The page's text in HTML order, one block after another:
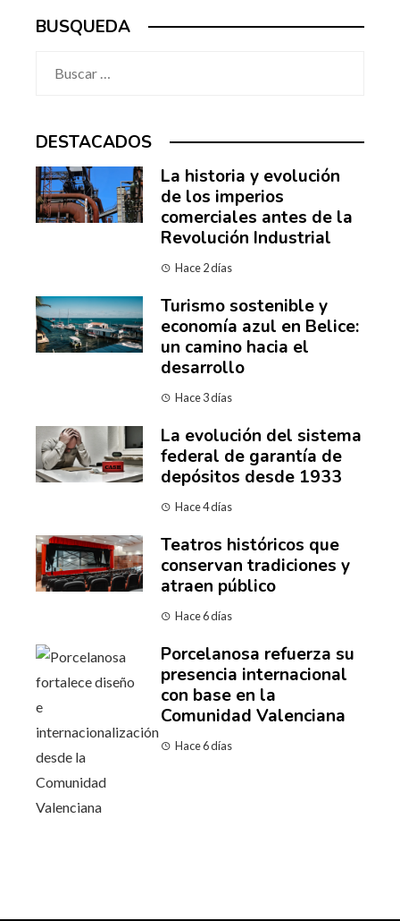
BUSQUEDA
DESTACADOS
La historia y evolución
de los imperios
comerciales antes de la
Revolución Industrial
Hace 2 días
Turismo sostenible y
economía azul en Belice:
un camino hacia el
desarrollo
Hace 3 días
La evolución del sistema
federal de garantía de
depósitos desde 1933
Hace 4 días
Teatros históricos que
conservan tradiciones y
atraen público
Hace 6 días
Porcelanosa refuerza su
presencia internacional
con base en la
Comunidad Valenciana
Hace 6 días